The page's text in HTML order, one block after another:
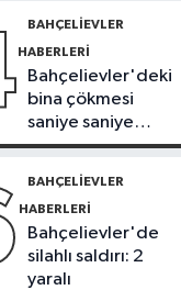
40’larda
BAHÇELIEVLER
HABERLERI
Bahçelievler'deki
bina çökmesi
saniye saniye
görüntülendi
BAHÇELIEVLER
HABERLERI
Bahçelievler'de
silahlı saldırı: 2
yaralı